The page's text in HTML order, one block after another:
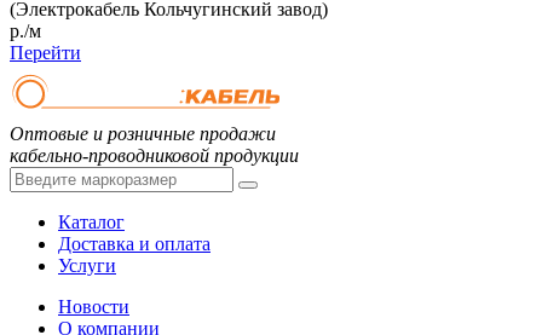
(Электрокабель Кольчугинский завод)
р./м
Перейти
Оптовые и розничные продажи
кабельно-проводниковой продукции
Каталог
Доставка и оплата
Услуги
Новости
О компании